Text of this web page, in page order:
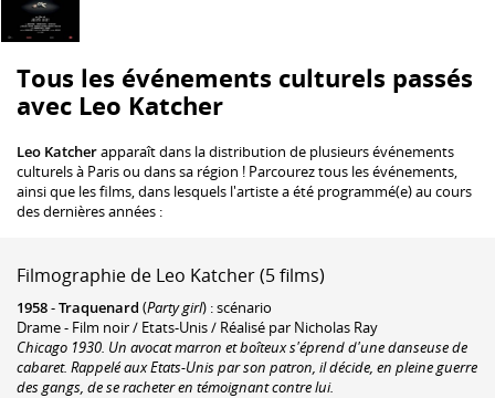
Tous les événements culturels passés
avec Leo Katcher
Leo Katcherapparaît dans la distribution de plusieurs événements
culturels à Paris ou dans sa région ! Parcourez tous les événements,
ainsi que les films, dans lesquels l'artiste a été programmé(e) au cours
des dernières années :
Filmographie de Leo Katcher (5 films)
1958-Traquenard (Party girl) : scénario
Drame - Film noir / Etats-Unis / Réalisé par Nicholas Ray
Chicago 1930. Un avocat marron et boîteux s'éprend d'une danseuse de
cabaret. Rappelé aux Etats-Unis par son patron, il décide, en pleine guerre
des gangs, de se racheter en témoignant contre lui.